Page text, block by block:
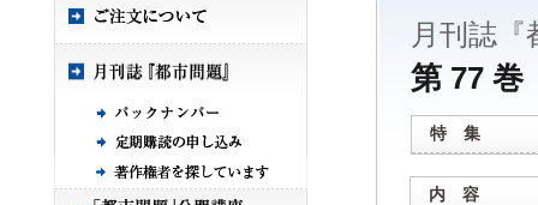
月刊誌『
第 77
特 集
内 容